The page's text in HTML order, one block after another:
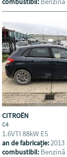
CITROËN
C4
1.6VTI 88kW E5
an de fabricație:2013
combustibil: Benzină